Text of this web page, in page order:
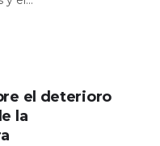
el deterioro
la